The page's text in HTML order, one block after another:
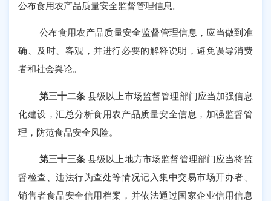
公布食用农产品质量安全监督管理信息。
公布食用农产品质量安全监督管理信息，应当做到准
确、及时、客观，并进行必要的解释说明，避免误导消费
者和社会舆论。
第三十二条 县级以上市场监督管理部门应当加强信息
化建设，汇总分析食用农产品质量安全信息，加强监督管
理，防范食品安全风险。
第三十三条 县级以上地方市场监督管理部门应当将监
督检查、违法行为查处等情况记入集中交易市场开办者、
销售者食品安全信用档案，并依法通过国家企业信用信息